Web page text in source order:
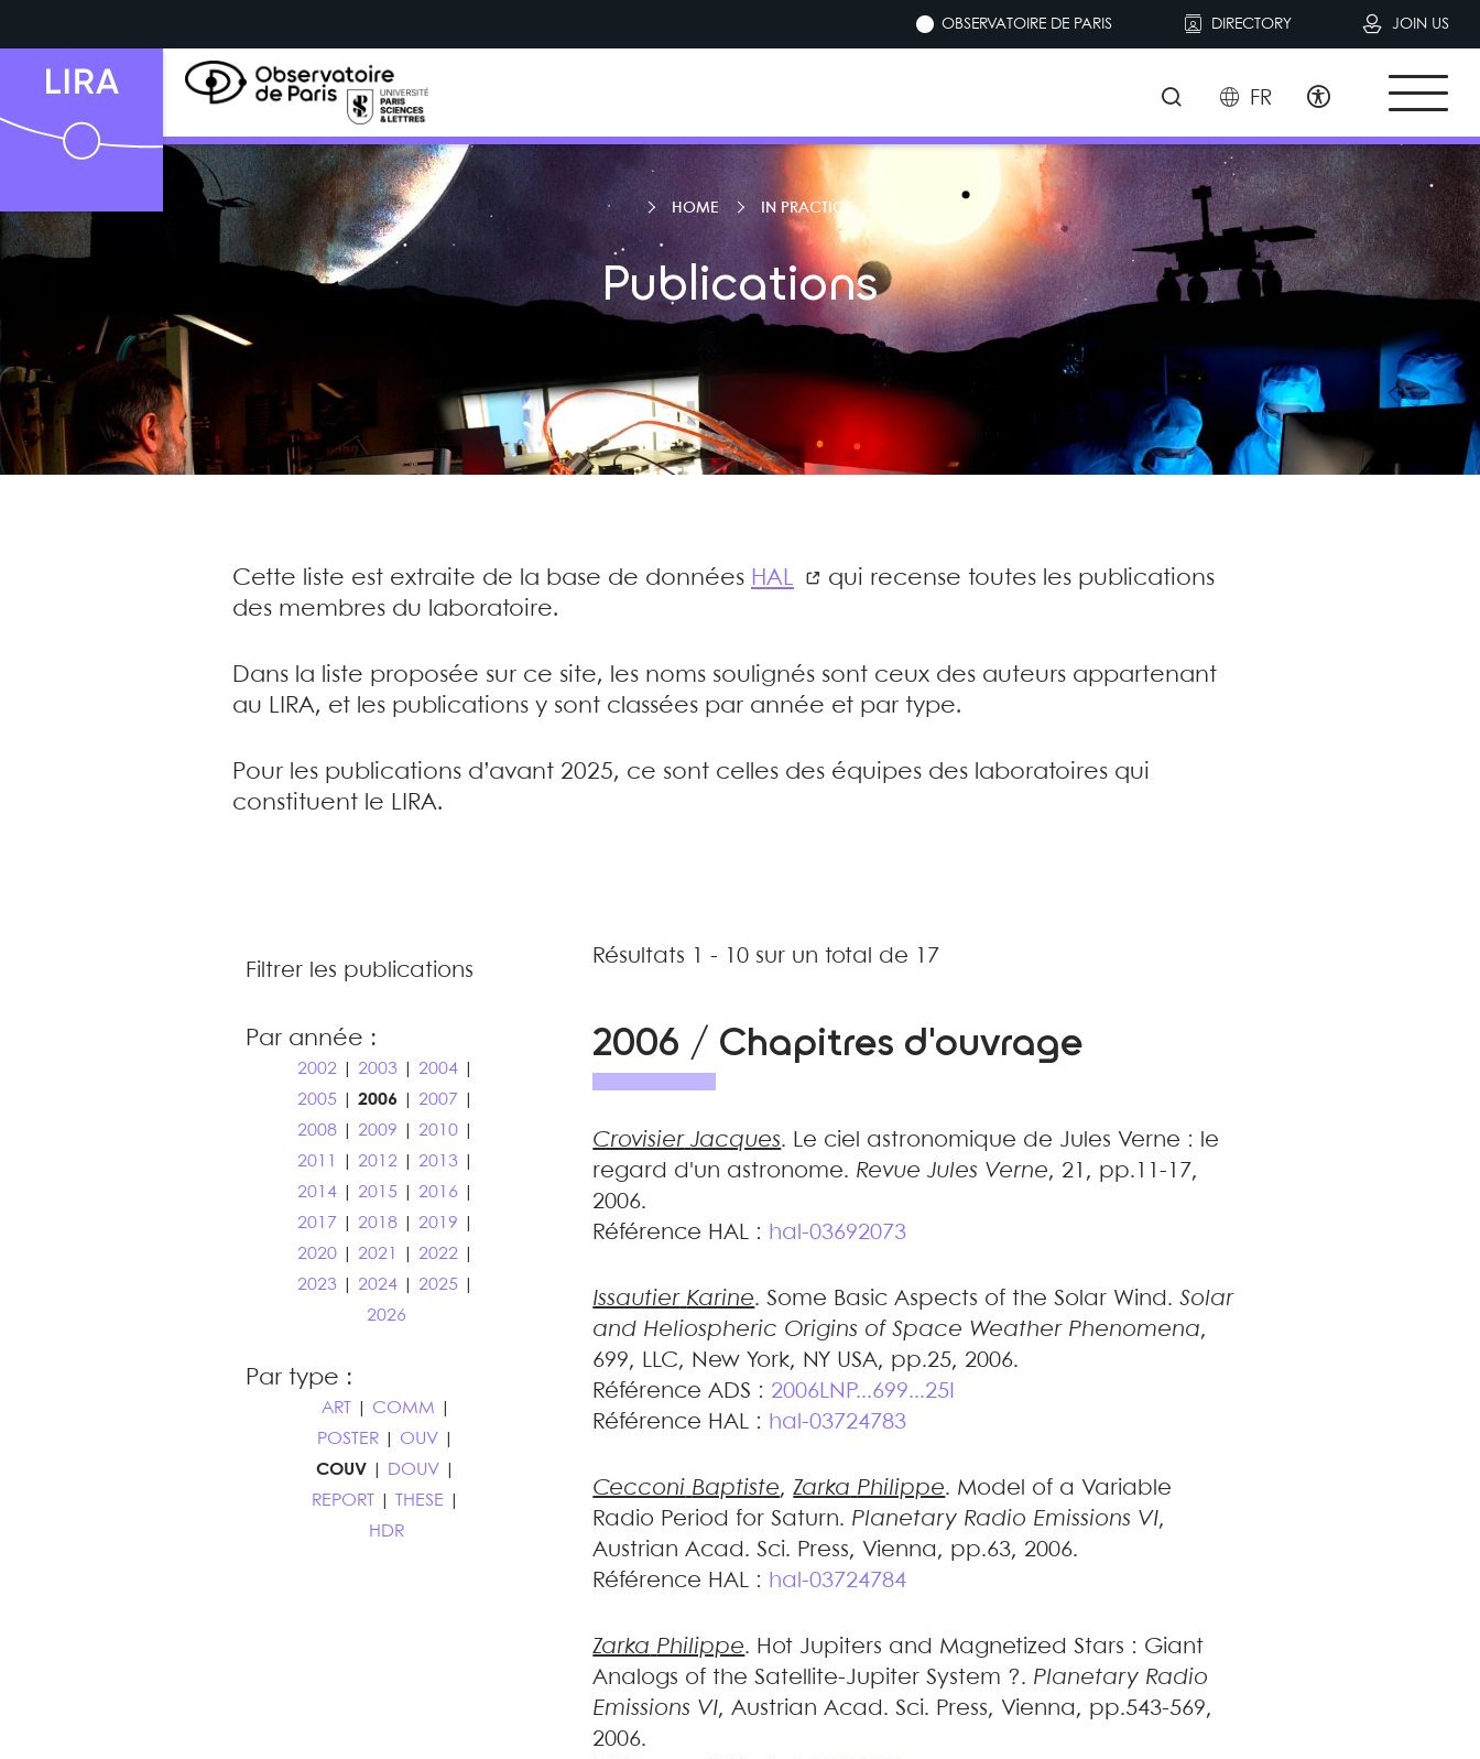
OBSERVATOIRE DE PARIS DIRECTORY JOIN US
FR
HOME IN PRACTICE
Publications
Cette liste est extraite de la base de données HAL
qui recense toutes les publications
des membres du laboratoire.
Dans la liste proposée sur ce site, les noms soulignés sont ceux des auteurs appartenant
au LIRA, et les publications y sont classées par année et par type.
Pour les publications d’avant 2025, ce sont celles des équipes des laboratoires qui
constituent le LIRA.
Filtrer les publications
Par année :
2002 |2003 |2004
2005 |2006 |2007
2008 |2009 |2010
2011
|2012 |2013
2014 |2015 |2016
2017 |2018 |2019
2020 |2021 |2022
2023 |2024 |2025
2026
Par type :
ART COMM
POSTER
OUV
COUV
DOUV
REPORT
THESE
HDR
Résultats 1 - 10 sur un total de 17
2006 / Chapitres d'ouvrage
Crovisier Jacques. Le ciel astronomique de Jules Verne : le
regard d'un astronome. Revue Jules Verne, 21, pp.11-17,
2006.
Référence HAL : hal-03692073
Issautier Karine.Some Basic Aspects of the Solar Wind .Solar
and Heliospheric Origins of Space Weather Phenomena,
699, LLC, New York, NY USA, pp.25, 2006.
Référence ADS : 2006LNP...699...25I
Référence HAL : hal-03724783
Cecconi Baptiste,Zarka Philippe. Model of a Variable
Radio Period for Saturn. Planetary Radio Emissions VI,
Austrian Acad. Sci. Press, Vienna, pp.63, 2006.
Référence HAL : hal-03724784
Zarka Philippe. Hot Jupiters and Magnetized Stars : Giant
Analogs of the Satellite-Jupiter System ?. Planetary Radio
Emissions VI, Austrian Acad. Sci. Press, Vienna, pp.543-569,
2006.